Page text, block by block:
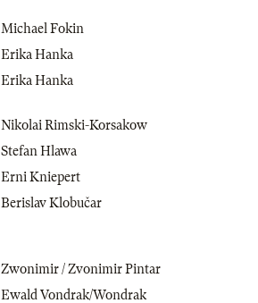
Michael Fokin
Erika Hanka
Erika Hanka
Nikolai Rimski-Korsakow
Stefan Hlawa
Erni Kniepert
Berislav Klobučar
Zwonimir / Zvonimir Pintar
Ewald Vondrak/Wondrak